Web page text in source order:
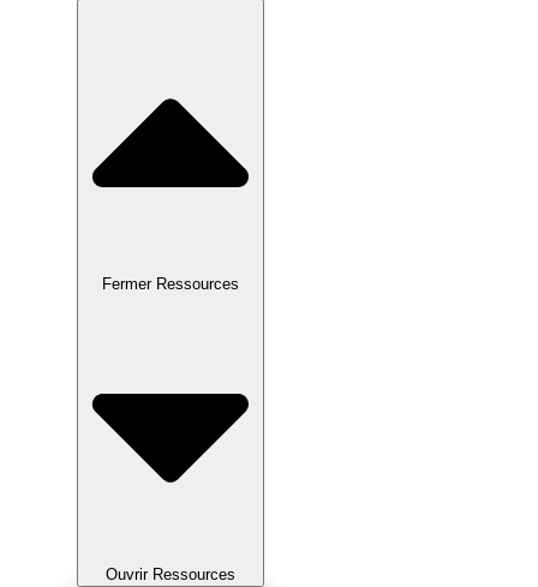
Fermer Ressources
Ouvrir Ressources